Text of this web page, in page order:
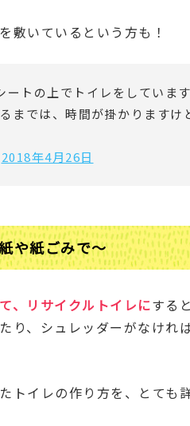
いているという方も！
ートの上でトイレをしていま
までは、時間が掛かりますけ
2018年4月26日
や紙ごみで～
、リサイクルトイレにする
り、シュレッダーがなけれ
イレの作り方を、とても